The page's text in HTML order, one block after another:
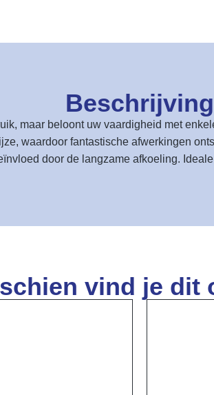
Beschrijving
maar beloont uw vaardigheid met
waardoor fantastische afwerkingen
door de langzame afkoeling.
vind je dit